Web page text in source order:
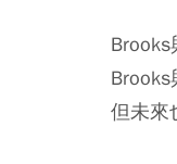
但未來